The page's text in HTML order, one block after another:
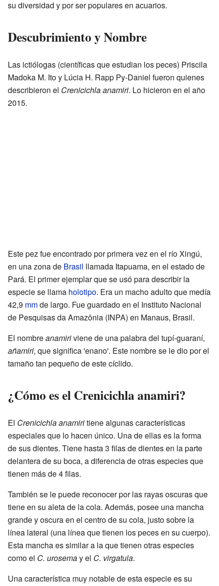
su diversidad y por ser populares en acuarios.
Descubrimiento y Nombre
Las ictiólogas (científicas que estudian los peces) Priscila
Madoka M. Ito y Lúcia H. Rapp Py-Daniel fueron quienes
describieron el Crenicichla anamiri. Lo hicieron en el año
2015.
Este pez fue encontrado por primera vez en el río Xingú,
en una zona de Brasil llamada Itapuama, en el estado de
Pará. El primer ejemplar que se usó para describir la
especie se llama holotipo. Era un macho adulto que medía
42,9 mmde largo. Fue guardado en el Instituto Nacional
de Pesquisas da Amazônia (INPA) en Manaus, Brasil.
El nombreanamiriviene de una palabra del tupí-guaraní,
añamiri, que significa 'enano'. Este nombre se le dio por el
tamaño tan pequeño de este cíclido.
¿Cómo es el Crenicichla anamiri?
El Crenicichla anamiritiene algunas características
especiales que lo hacen único. Una de ellas es la forma
de sus dientes. Tiene hasta 3 filas de dientes en la parte
delantera de su boca, a diferencia de otras especies que
tienen más de 4 filas.
También se le puede reconocer por las rayas oscuras que
tiene en su aleta de la cola. Además, posee una mancha
grande y oscura en el centro de su cola, justo sobre la
línea lateral (una línea que tienen los peces en su cuerpo).
Esta mancha es similar a la que tienen otras especies
como el C. urosemay el C. virgatula.
Una característica muy notable de esta especie es su